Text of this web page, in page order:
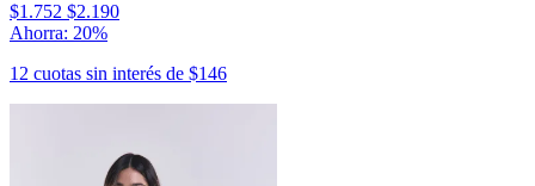
$1.752 $2.190
Ahorra: 20%
12 cuotas sin interés de $146